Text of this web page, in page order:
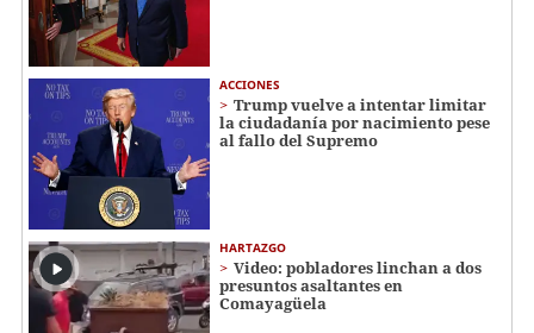
ACCIONES
Trump vuelve a intentar limitar
la ciudadanía por nacimiento pese
al fallo del Supremo
HARTAZGO
Video: pobladores linchan a dos
presuntos asaltantes en
Comayagüela